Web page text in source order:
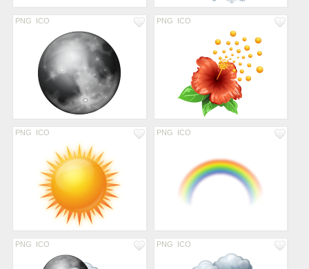
PNG ICO PNG ICO
PNG ICO PNG ICO
PNG ICO PNG ICO